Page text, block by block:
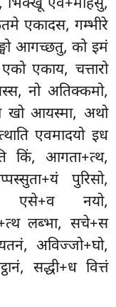
भिक्खू एव+माहंसु,
एकादस, गम्भीरे
आगच्छतु, को इमं
एकाय, चत्तारो
नो अतिक्कमो,
खो आयस्मा, अथो
एवमादयो इध
किं, आगता+त्थ,
पुरिसो,
एसे+व नयो,
लब्भा, सचे+स
अविज्जो+घो,
सद्धी+ध वित्तं